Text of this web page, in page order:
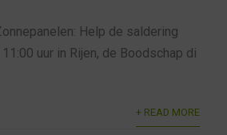
Help de saldering
uur in Rijen, de Boodschap di
+ READ MORE